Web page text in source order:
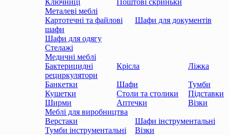
Металеві меблі
Картотечні та файлові
шафи
Шафи для документів
Шафи для одягу
Стелажі
Медичні меблі
Бактерицидні
рециркулятори
Крісла Ліжка
Банкетки Шафи
Тумби
Кушетки
Столи та столики
Підставки
Ширми
Аптечки
Візки
Меблі для виробництва
Верстаки
Шафи інструментальні
Тумби інструментальні
Візки